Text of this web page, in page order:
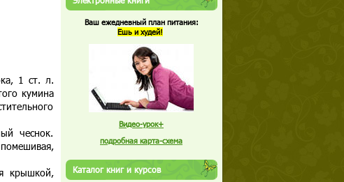
1 ст. л.
кумина
чеснок.
крышкой,
Ваш ежедневный план питания:
Ешь и худей!
Видео-урок+
подробная карта-схема
Каталог книг и курсов